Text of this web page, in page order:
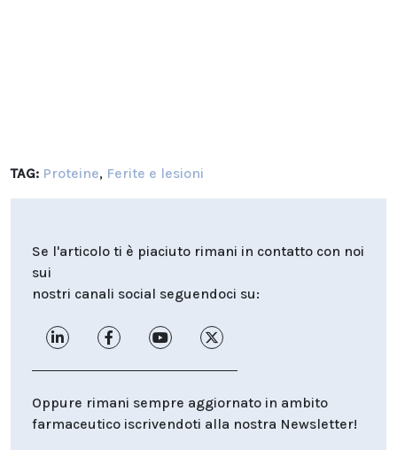
TAG: Proteine, Ferite e lesioni
Se l'articolo ti è piaciuto rimani in contatto con noi
sui
nostri canali social seguendoci su:
Oppure rimani sempre aggiornato in ambito
farmaceutico iscrivendoti alla nostra Newsletter!